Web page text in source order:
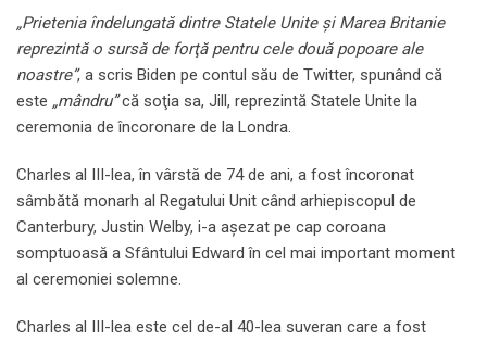
„Prietenia îndelungată dintre Statele Unite şi Marea Britanie
reprezintă o sursă de forţă pentru cele două popoare ale
noastre”, a scris Biden pe contul său de Twitter, spunând că
este „mândru”că soţia sa, Jill, reprezintă Statele Unite la
ceremonia de încoronare de la Londra.
Charles al III-lea, în vârstă de 74 de ani, a fost încoronat
sâmbătă monarh al Regatului Unit când arhiepiscopul de
Canterbury, Justin Welby, i-a aşezat pe cap coroana
somptuoasă a Sfântului Edward în cel mai important moment
al ceremoniei solemne.
Charles al III-lea este cel de-al 40-lea suveran care a fost